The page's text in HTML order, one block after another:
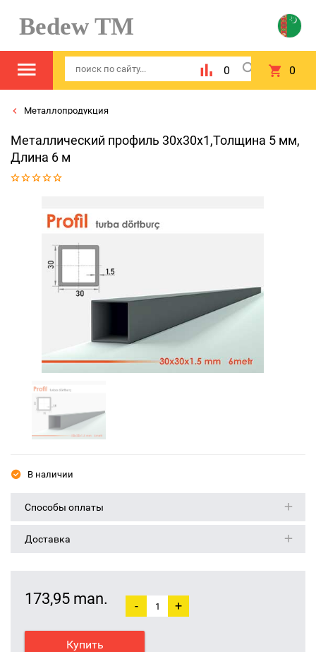
Bedew TM
0 0
Металлопродукция
Металлический профиль 30x30x1,Толщина 5 мм,
Длина 6 м
В наличии
Способы оплаты
Доставка
173,95 man. - +
Купить